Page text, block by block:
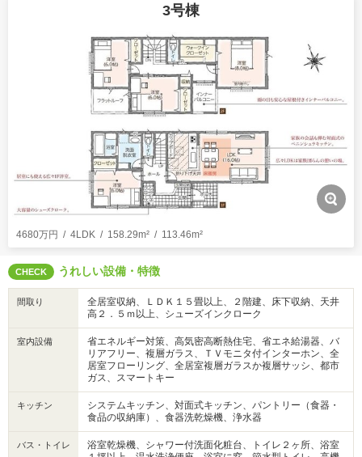
3号棟
4680万円 4LDK 158.29m² 113.46m²
CHECK うれしい設備・特徴
間取り
全居室収納、ＬＤＫ１５畳以上、２階建、床下収納、天井
高２．５ｍ以上、シューズインクローク
室内設備
省エネルギー対策、高気密高断熱住宅、省エネ給湯器、バ
リアフリー、複層ガラス、ＴＶモニタ付インターホン、全
居室フローリング、全居室複層ガラスか複層サッシ、都市
ガス、スマートキー
キッチン
システムキッチン、対面式キッチン、パントリー（食器・
食品の収納庫）、食器洗乾燥機、浄水器
バス・トイレ
浴室乾燥機、シャワー付洗面化粧台、トイレ２ヶ所、浴室